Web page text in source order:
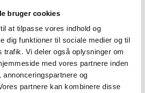
bruger cookies
at tilpasse vores indhold og
dig funktioner til sociale medier og til
trafik. Vi deler også oplysninger om
med vores partnere inden
annonceringspartnere og
partnere kan kombinere disse
Room Holstebro
3, 2024
med Estatewine, Tasting